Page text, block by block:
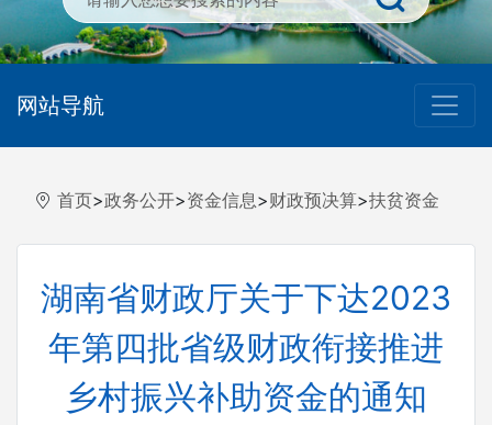
网站导航
首页>政务公开>资金信息>财政预决算>扶贫资金
湖南省财政厅关于下达2023
年第四批省级财政衔接推进
乡村振兴补助资金的通知